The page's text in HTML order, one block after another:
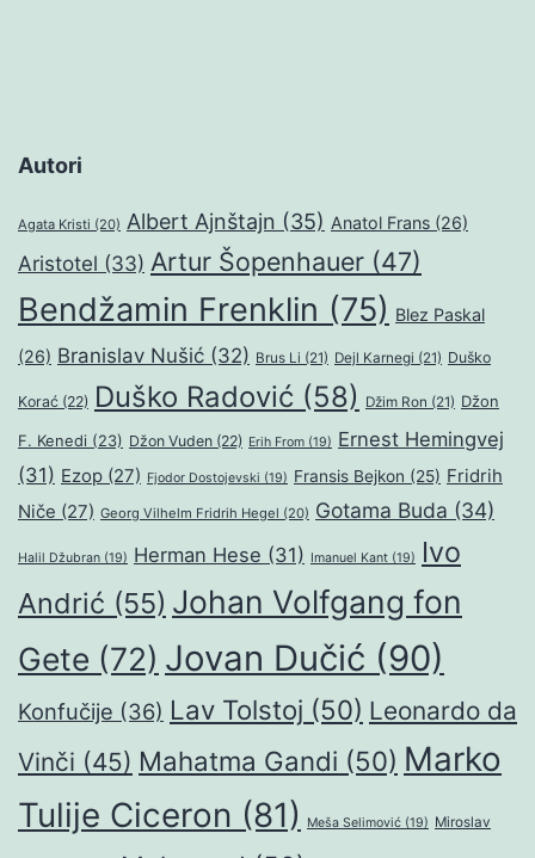
Autori
Agata Kristi (20) Albert Ajnštajn (35) Anatol Frans (26)
Aristotel (33) Artur Šopenhauer (47)
Bendžamin Frenklin (75) Blez Paskal
(26) Branislav Nušić (32) Brus Li (21) Dejl Karnegi (21) Duško
Korać (22) Duško Radović (58) Džim Ron (21) Džon
F. Kenedi (23) Džon Vuden (22) Erih From (19) Ernest Hemingvej
(31) Ezop (27) Fjodor Dostojevski (19) Fransis Bejkon (25) Fridrih
Niče (27) Georg Vilhelm Fridrih Hegel (20) Gotama Buda (34)
Halil Džubran (19) Herman Hese (31) Imanuel Kant (19)
Ivo
Andrić (55) Johan Volfgang fon
Gete (72) Jovan Dučić (90)
Konfučije (36) Lav Tolstoj (50) Leonardo da
Vinči (45) Mahatma Gandi (50) Marko
Tulije Ciceron (81) Meša Selimović (19) Miroslav